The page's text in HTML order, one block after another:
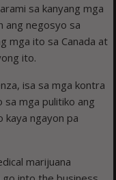
sa kanyang mga
ang negosyo sa
mga ito sa Canada at
ito.
isa sa mga kontra
sa mga pulitiko ang
kaya ngayon pa
marijuana